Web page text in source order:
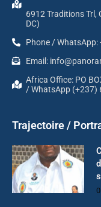
6912 Traditions Trl,
DC)
Phone /
Email:
Africa Office: PO
/ WhatsApp (+237)
Trajectoire /